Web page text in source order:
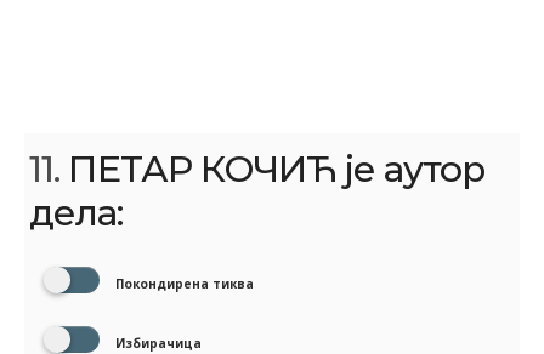
11. ПЕТАР КОЧИЋ је аутор
дела:
Покондирена тиква
Избирачица